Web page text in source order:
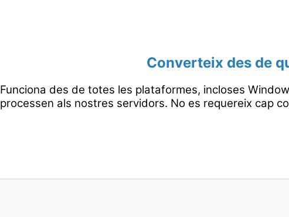
Converteix des de
Funciona des de totes les plataformes, incloses
processen als nostres servidors. No es requereix cap